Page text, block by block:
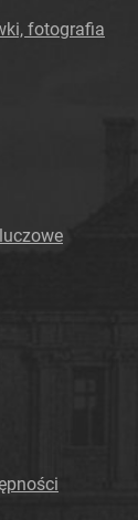
fotografia